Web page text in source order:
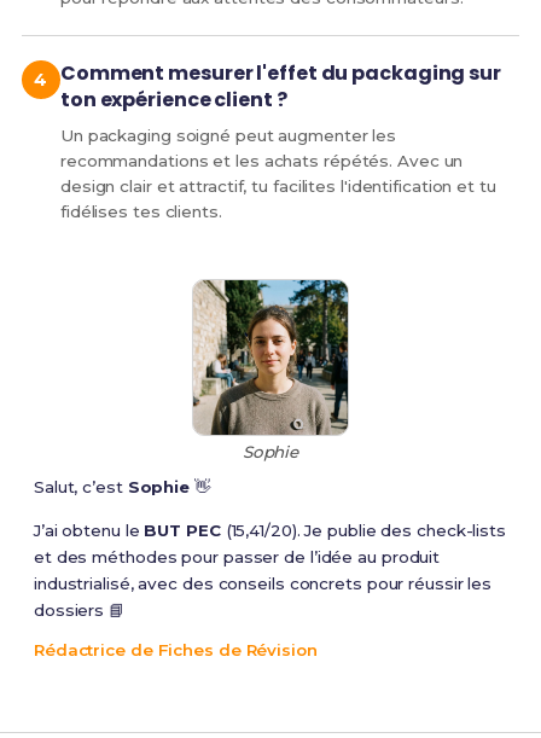
Comment mesurer l'effet du packaging sur
ton expérience client ?
Un packaging soigné peut augmenter les
recommandations et les achats répétés. Avec un
design clair et attractif, tu facilites l'identification et tu
fidélises tes clients.
Sophie
Salut, c’est Sophie 👋
J’ai obtenu le BUT PEC(15,41/20). Je publie des check-lists
et des méthodes pour passer de l’idée au produit
industrialisé, avec des conseils concrets pour réussir les
dossiers 📘
Rédactrice de Fiches de Révision